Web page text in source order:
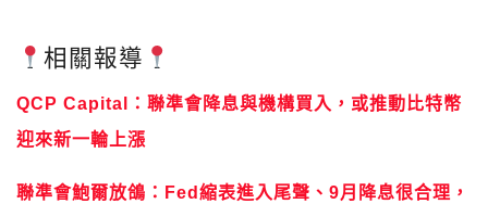
相關報導
QCP Capital：聯準會降息與機構買入，或推動比特幣
迎來新一輪上漲
聯準會鮑爾放鴿：Fed縮表進入尾聲、9月降息很合理，